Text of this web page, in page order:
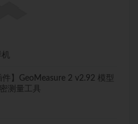
件】GeoMeasure 2 v2.92 模型
测量工具